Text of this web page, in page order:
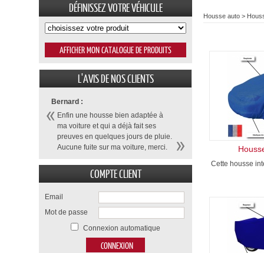
Housse auto >
Cette housse
DÉFINISSEZ VOTRE VÉHICULE
L'AVIS DE NOS CLIENTS
Bernard :
Enfin une housse bien adaptée à
ma voiture et qui a déjà fait ses
preuves en quelques jours de pluie.
Aucune fuite sur ma voiture, merci.
COMPTE CLIENT
Email
Mot de passe
Connexion automatique